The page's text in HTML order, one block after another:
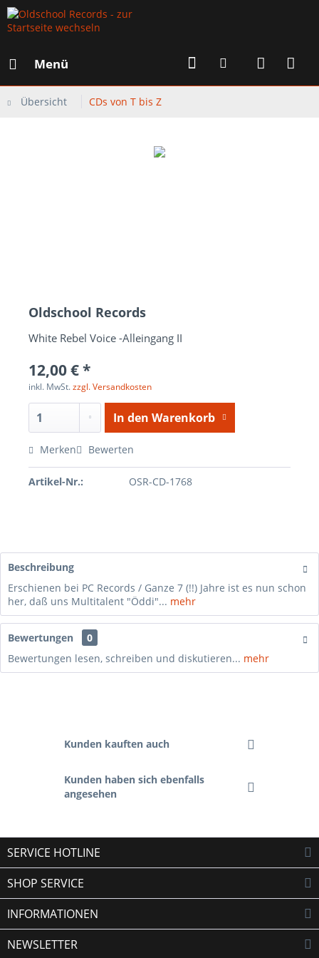
Menü
Übersicht CDs von T bis Z
Oldschool Records
White Rebel Voice -Alleingang II
12,00 € *
inkl. MwSt.zzgl. Versandkosten
In den Warenkorb
Merken Bewerten
Artikel-Nr.: OSR-CD-1768
Beschreibung
Erschienen bei PC Records / Ganze 7 (!!) Jahre ist es nun schon
her, daß uns Multitalent "Öddi"... mehr
Bewertungen
0
Bewertungen lesen, schreiben und diskutieren... mehr
Kunden kauften auch
Kunden haben sich ebenfalls
angesehen
SERVICE HOTLINE
SHOP SERVICE
INFORMATIONEN
NEWSLETTER